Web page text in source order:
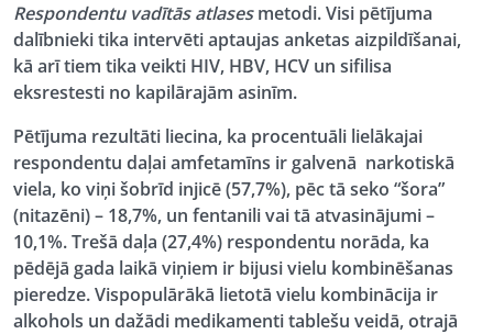
Respondentu vadītās atlasesmetodi. Visi pētījuma
dalībnieki tika intervēti aptaujas anketas aizpildīšanai,
kā arī tiem tika veikti HIV, HBV, HCV un sifilisa
eksrestesti no kapilārajām asinīm.
Pētījuma rezultāti liecina, ka procentuāli lielākajai
respondentu daļai amfetamīns ir galvenā narkotiskā
viela, ko viņi šobrīd injicē (57,7%), pēc tā seko “šora”
(nitazēni) – 18,7%, un fentanili vai tā atvasinājumi –
10,1%. Trešā daļa (27,4%) respondentu norāda, ka
pēdējā gada laikā viņiem ir bijusi vielu kombinēšanas
pieredze. Vispopulārākā lietotā vielu kombinācija ir
alkohols un dažādi medikamenti tablešu veidā, otrajā